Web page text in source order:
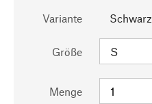
Variante Schwarz
Größe
Menge